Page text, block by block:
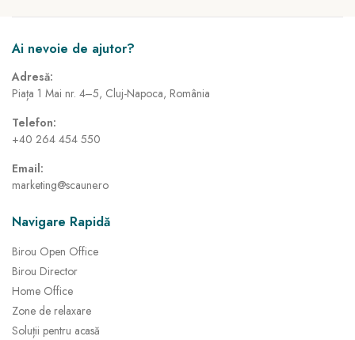
Ai nevoie de ajutor?
Adresă:
Piața 1 Mai nr. 4–5, Cluj-Napoca, România
Telefon:
+40 264 454 550
Email:
marketing@scaune.ro
Navigare Rapidă
Birou Open Office
Birou Director
Home Office
Zone de relaxare
Soluții pentru acasă